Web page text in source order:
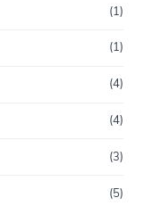
(1)
(1)
(4)
(4)
(3)
(5)